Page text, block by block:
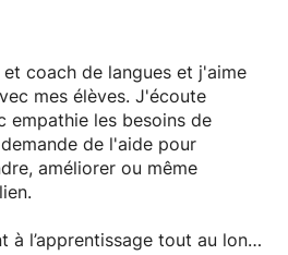
à donner des cours via
si vous avez des
mes cours.
luego!
coach de langues et j'aime
mes élèves. J'écoute
empathie les besoins de
de l'aide pour
améliorer ou même
à l’apprentissage tout au long